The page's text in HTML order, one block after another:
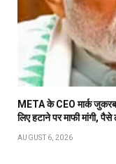
META के CEO मार्क
लिए हटाने पर माफी मांगी,
AUGUST 6, 2026